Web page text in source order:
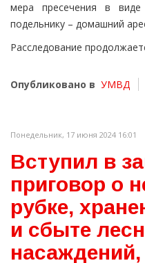
мера пресечения в
подельнику – домашний
Расследование
Опубликовано в УМВД
Понедельник, 17 июня 2024 16:01
Вступил в
приговор о
рубке,
и сбыте